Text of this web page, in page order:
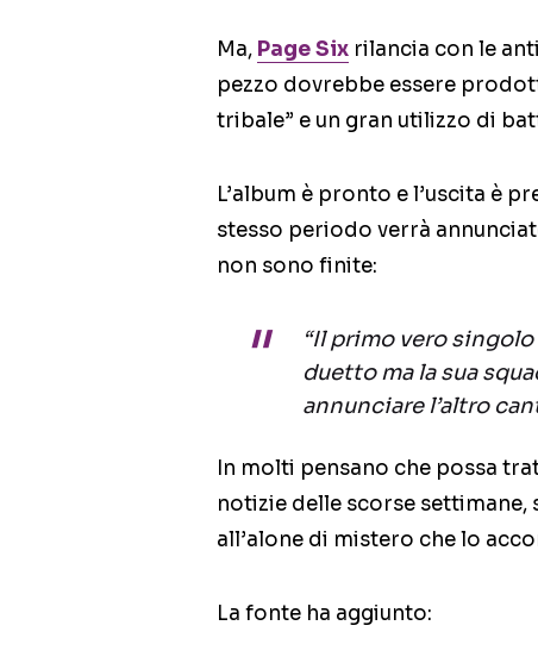
Ma, Page Six rilancia con le
pezzo dovrebbe essere
tribale” e un gran utilizzo di
L’album è pronto e l’uscita è
stesso periodo verrà
non sono finite:
“Il primo vero
duetto ma la sua
annunciare l’altro
In molti pensano che possa
notizie delle scorse
all’alone di mistero che lo
La fonte ha aggiunto: